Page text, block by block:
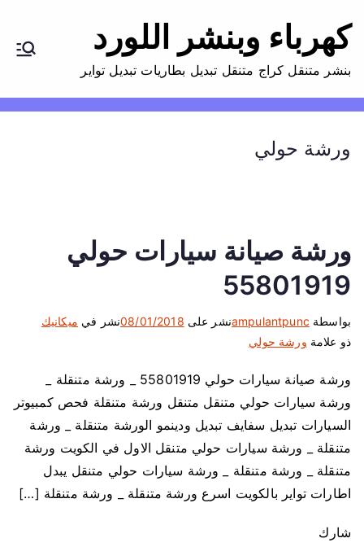
إ
كهرباء وبنشر اللورد
بنشر متنقل كراج متنقل تبديل بطاريات تبديل تواير
ورشة حولي
ورشة صيانة سيارات حولي
55801919
بواسطة ampulantpuncنشر على 08/01/2018نشر في ميكانيك
ذو علامة ورشة حولي
ورشة صيانة سيارات حولي 55801919 _ ورشة متنقلة _
ورشة سيارات حولي متنقل متنقل ورشة متنقلة فحص كمبيوتر
السيارات تبديل سفايف تبديل ودينمو الورشة متنقلة _ ورشة
متنقلة _ ورشة سيارات حولي متنقل الاول في الكويت ورشة
متنقلة _ ورشة متنقلة _ ورشة سيارات حولي متنقل يبدل
اطارات تواير بالكويت اسرع ورشة متنقلة _ ورشة متنقلة […]
شارك